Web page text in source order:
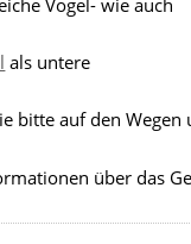
als untere
bitte auf den Wegen
über das